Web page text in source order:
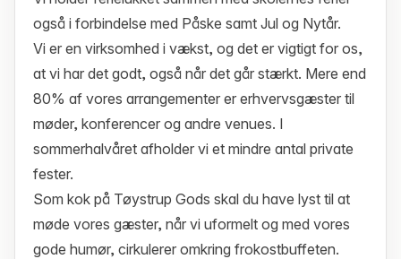
også i forbindelse med Påske samt Jul og Nytår.
Vi er en virksomhed i vækst, og det er vigtigt for os,
at vi har det godt, også når det går stærkt. Mere end
80% af vores arrangementer er erhvervsgæster til
møder, konferencer og andre venues. I
sommerhalvåret afholder vi et mindre antal private
fester.
Som kok på Tøystrup Gods skal du have lyst til at
møde vores gæster, når vi uformelt og med vores
gode humør, cirkulerer omkring frokostbuffeten.